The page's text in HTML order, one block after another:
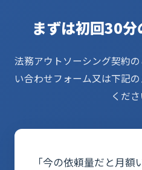
まずは初回30
法務アウトソーシング契約
い合わせフォーム又は下記
くださ
「今の依頼量だと月